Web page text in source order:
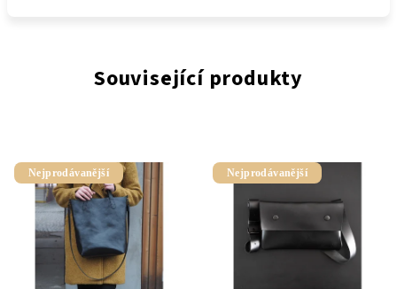
Související produkty
Nejprodávanější Nejprodávanější